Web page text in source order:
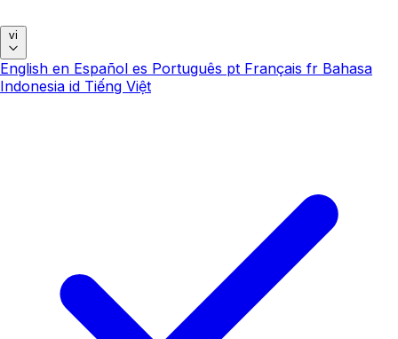
vi
English en Español es Português pt Français fr Bahasa
Indonesia id Tiếng Việt